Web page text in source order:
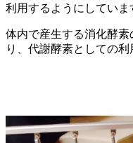
利用するようにしていま
体内で産生する消化酵
り、代謝酵素としての利